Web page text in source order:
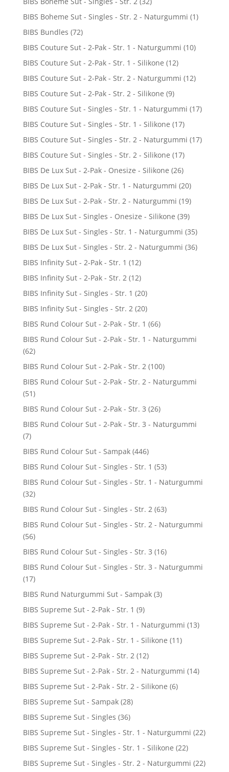
BIBS Boheme Sut - Singles - Str. 2 - Naturgummi (1)
BIBS Bundles (72)
BIBS Couture Sut - 2-Pak - Str. 1 - Naturgummi (10)
BIBS Couture Sut - 2-Pak - Str. 1 - Silikone (12)
BIBS Couture Sut - 2-Pak - Str. 2 - Naturgummi (12)
BIBS Couture Sut - 2-Pak - Str. 2 - Silikone (9)
BIBS Couture Sut - Singles - Str. 1 - Naturgummi (17)
BIBS Couture Sut - Singles - Str. 1 - Silikone (17)
BIBS Couture Sut - Singles - Str. 2 - Naturgummi (17)
BIBS Couture Sut - Singles - Str. 2 - Silikone (17)
BIBS De Lux Sut - 2-Pak - Onesize - Silikone (26)
BIBS De Lux Sut - 2-Pak - Str. 1 - Naturgummi (20)
BIBS De Lux Sut - 2-Pak - Str. 2 - Naturgummi (19)
BIBS De Lux Sut - Singles - Onesize - Silikone (39)
BIBS De Lux Sut - Singles - Str. 1 - Naturgummi (35)
BIBS De Lux Sut - Singles - Str. 2 - Naturgummi (36)
BIBS Infinity Sut - 2-Pak - Str. 1 (12)
BIBS Infinity Sut - 2-Pak - Str. 2 (12)
BIBS Infinity Sut - Singles - Str. 1 (20)
BIBS Infinity Sut - Singles - Str. 2 (20)
BIBS Rund Colour Sut - 2-Pak - Str. 1 (66)
BIBS Rund Colour Sut - 2-Pak - Str. 1 - Naturgummi
(62)
BIBS Rund Colour Sut - 2-Pak - Str. 2 (100)
BIBS Rund Colour Sut - 2-Pak - Str. 2 - Naturgummi
(51)
BIBS Rund Colour Sut - 2-Pak - Str. 3 (26)
BIBS Rund Colour Sut - 2-Pak - Str. 3 - Naturgummi
(7)
BIBS Rund Colour Sut - Sampak (446)
BIBS Rund Colour Sut - Singles - Str. 1 (53)
BIBS Rund Colour Sut - Singles - Str. 1 - Naturgummi
(32)
BIBS Rund Colour Sut - Singles - Str. 2 (63)
BIBS Rund Colour Sut - Singles - Str. 2 - Naturgummi
(56)
BIBS Rund Colour Sut - Singles - Str. 3 (16)
BIBS Rund Colour Sut - Singles - Str. 3 - Naturgummi
(17)
BIBS Rund Naturgummi Sut - Sampak (3)
BIBS Supreme Sut - 2-Pak - Str. 1 (9)
BIBS Supreme Sut - 2-Pak - Str. 1 - Naturgummi (13)
BIBS Supreme Sut - 2-Pak - Str. 1 - Silikone (11)
BIBS Supreme Sut - 2-Pak - Str. 2 (12)
BIBS Supreme Sut - 2-Pak - Str. 2 - Naturgummi (14)
BIBS Supreme Sut - 2-Pak - Str. 2 - Silikone (6)
BIBS Supreme Sut - Sampak (28)
BIBS Supreme Sut - Singles (36)
BIBS Supreme Sut - Singles - Str. 1 - Naturgummi (22)
BIBS Supreme Sut - Singles - Str. 1 - Silikone (22)
BIBS Supreme Sut - Singles - Str. 2 - Naturgummi (22)